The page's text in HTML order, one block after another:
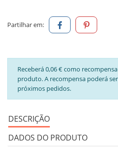
Partilhar em:
Receberá 0,06 € como
produto. A recompensa poderá
próximos pedidos.
DESCRIÇÃO
DADOS DO PRODUTO